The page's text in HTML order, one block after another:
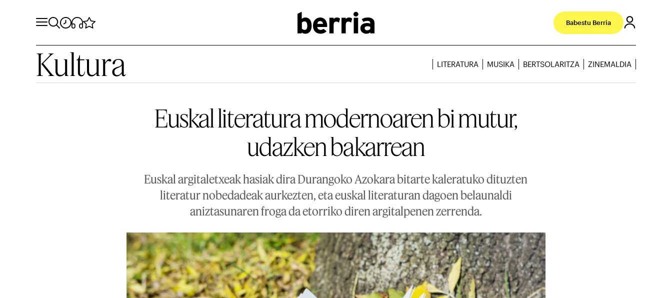
Babestu Berria
Kultura LITERATURA MUSIKA BERTSOLARITZA ZINEMALDIA
Euskal literatura modernoaren bi mutur,
udazken bakarrean
Euskal argitaletxeak hasiak dira Durangoko Azokara bitarte kaleratuko dituzten
literatur nobedadeak aurkezten, eta euskal literaturan dagoen belaunaldi
aniztasunaren froga da etorriko diren argitalpenen zerrenda.